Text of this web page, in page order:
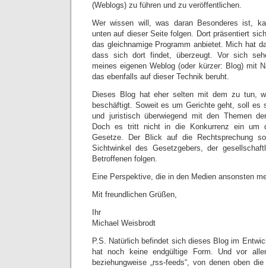
(Weblogs) zu führen und zu veröffentlichen.
Wer wissen will, was daran Besonderes ist,
unten auf dieser Seite folgen. Dort präsentiert
das gleichnamige Programm anbietet. Mich hat
dass sich dort findet, überzeugt. Vor sich
meines eigenen Weblog (oder kürzer: Blog) mit
das ebenfalls auf dieser Technik beruht.
Dieses Blog hat eher selten mit dem zu tun,
beschäftigt. Soweit es um Gerichte geht, soll es
und juristisch überwiegend mit den Themen
Doch es tritt nicht in die Konkurrenz ein um
Gesetze. Der Blick auf die Rechtsprechung
Sichtwinkel des Gesetzgebers, der
Betroffenen folgen.
Eine Perspektive, die in den Medien ansonsten
Mit freundlichen Grüßen,
Ihr
Michael Weisbrodt
P.S. Natürlich befindet sich dieses Blog im
hat noch keine endgültige Form. Und vor
beziehungweise „rss-feeds“, von denen oben